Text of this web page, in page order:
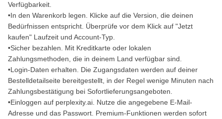
Verfügbarkeit.
•In den Warenkorb legen. Klicke auf die Version, die deinen
Bedürfnissen entspricht. Überprüfe vor dem Klick auf "Jetzt
kaufen" Laufzeit und Account-Typ.
•Sicher bezahlen. Mit Kreditkarte oder lokalen
Zahlungsmethoden, die in deinem Land verfügbar sind.
•Login-Daten erhalten. Die Zugangsdaten werden auf deiner
Bestelldetailseite bereitgestellt, in der Regel wenige Minuten nach
Zahlungsbestätigung bei Sofortlieferungsangeboten.
•Einloggen auf perplexity.ai. Nutze die angegebene E-Mail-
Adresse und das Passwort. Premium-Funktionen werden sofort